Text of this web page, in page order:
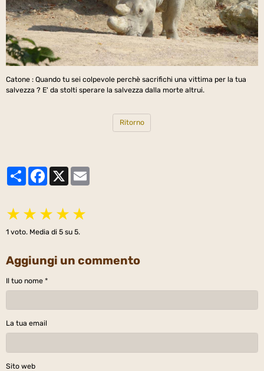
Catone : Quando tu sei colpevole perchè sacrifichi una vittima per la tua
salvezza ? E' da stolti sperare la salvezza dalla morte altrui.
Ritorno
PartagerFacebook
X
★ ★ ★ ★ ★
1 voto. Media di 5 su 5.
Aggiungi un commento
Il tuo nome
La tua email
Sito web